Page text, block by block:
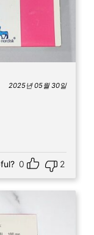
2025년 05월 30일
0 2